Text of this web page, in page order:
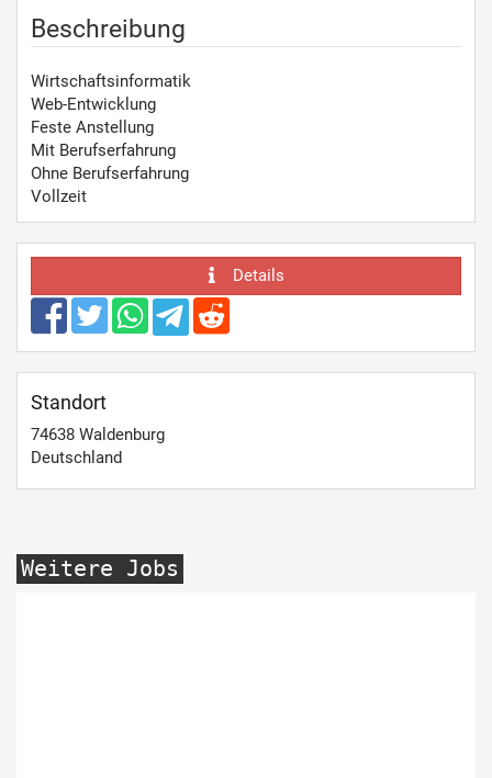
Beschreibung
Wirtschaftsinformatik
Web-Entwicklung
Feste Anstellung
Mit Berufserfahrung
Ohne Berufserfahrung
Vollzeit
Details
Standort
74638 Waldenburg
Deutschland
Weitere Jobs